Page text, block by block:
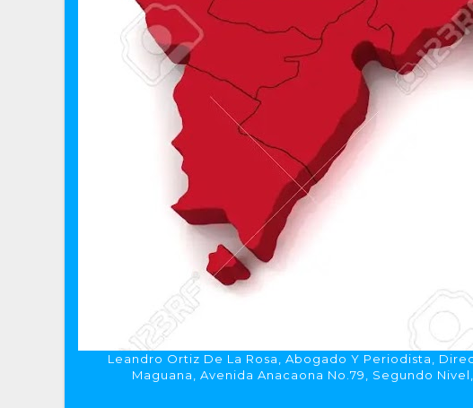
Leandro Ortiz De La Rosa, Abogado Y Periodista,
Maguana, Avenida Anacaona No.79, Segundo